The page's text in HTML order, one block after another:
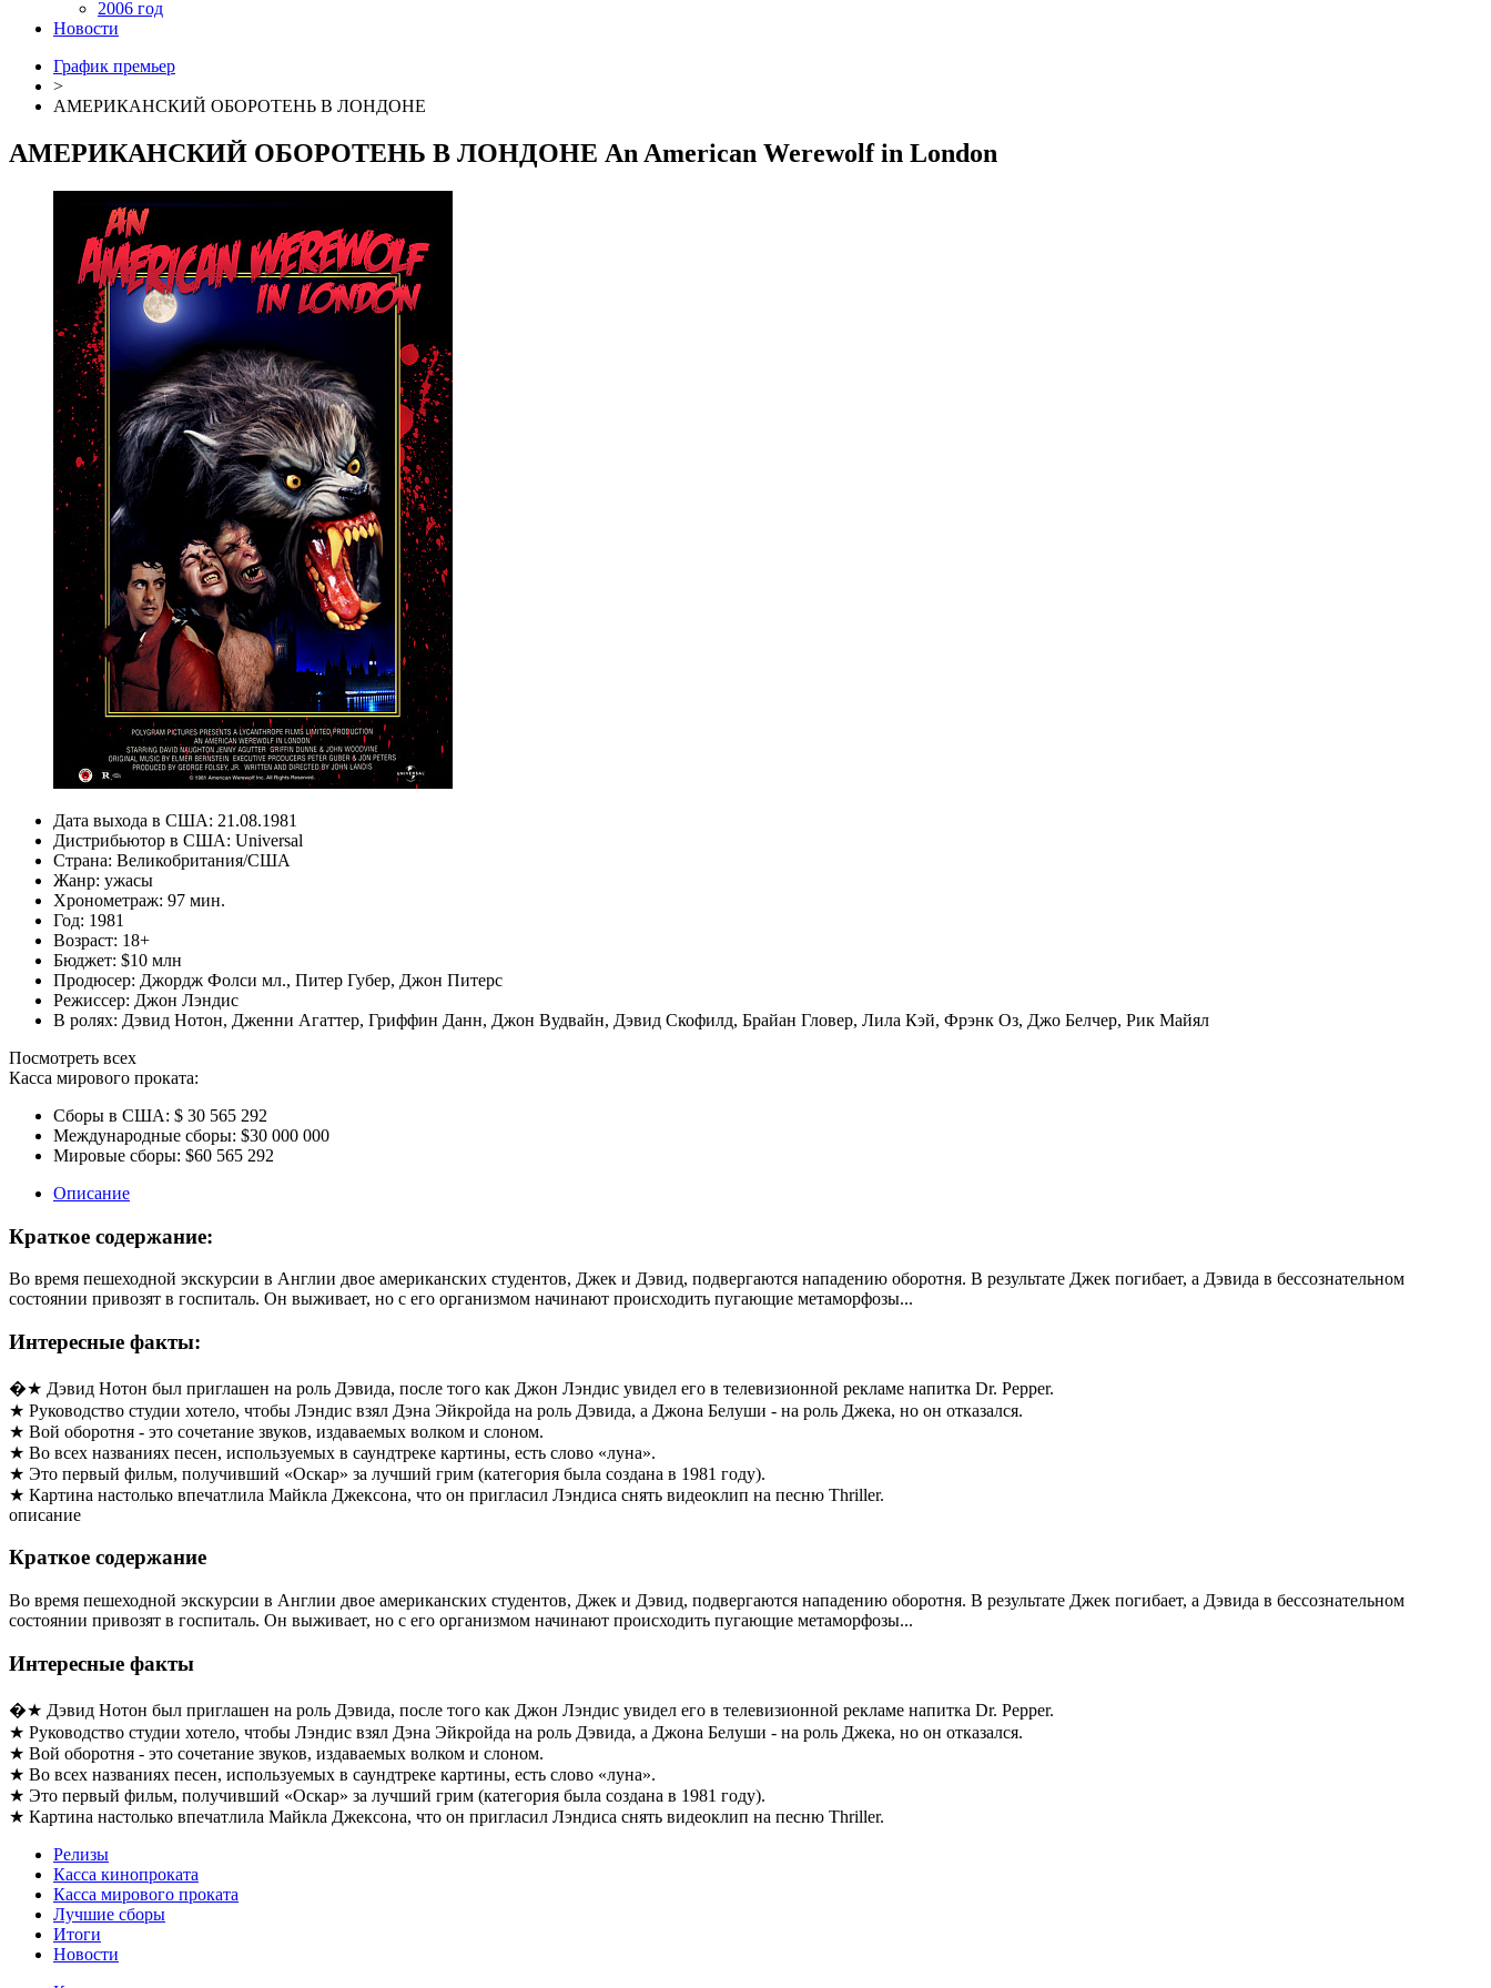
2006 год
Новости
График премьер
>
АМЕРИКАНСКИЙ ОБОРОТЕНЬ В ЛОНДОНЕ
АМЕРИКАНСКИЙ ОБОРОТЕНЬ В ЛОНДОНЕ An American Werewolf in London
Дата выхода в США: 21.08.1981
Дистрибьютор в США: Universal
Страна: Великобритания/США
Жанр: ужасы
Хронометраж: 97 мин.
Год: 1981
Возраст: 18+
Бюджет: $10 млн
Продюсер: Джордж Фолси мл., Питер Губер, Джон Питерс
Режиссер: Джон Лэндис
В ролях: Дэвид Нотон, Дженни Агаттер, Гриффин Данн, Джон Вудвайн, Дэвид Скофилд, Брайан Гловер, Лила Кэй, Фрэнк Оз, Джо Белчер, Рик Майял
Посмотреть всех
Касса мирового проката:
Сборы в США: $ 30 565 292
Международные сборы: $30 000 000
Мировые сборы: $60 565 292
Описание
Краткое содержание:
Во время пешеходной экскурсии в Англии двое американских студентов, Джек и Дэвид, подвергаются нападению оборотня. В результате Джек погибает, а Дэвида в бессознательном
состоянии привозят в госпиталь. Он выживает, но с его организмом начинают происходить пугающие метаморфозы...
Интересные факты:
�★ Дэвид Нотон был приглашен на роль Дэвида, после того как Джон Лэндис увидел его в телевизионной рекламе напитка Dr. Pepper.
★ Руководство студии хотело, чтобы Лэндис взял Дэна Эйкройда на роль Дэвида, а Джона Белуши - на роль Джека, но он отказался.
★ Вой оборотня - это сочетание звуков, издаваемых волком и слоном.
★ Во всех названиях песен, используемых в саундтреке картины, есть слово «луна».
★ Это первый фильм, получивший «Оскар» за лучший грим (категория была создана в 1981 году).
★ Картина настолько впечатлила Майкла Джексона, что он пригласил Лэндиса снять видеоклип на песню Thriller.
описание
Краткое содержание
Во время пешеходной экскурсии в Англии двое американских студентов, Джек и Дэвид, подвергаются нападению оборотня. В результате Джек погибает, а Дэвида в бессознательном
состоянии привозят в госпиталь. Он выживает, но с его организмом начинают происходить пугающие метаморфозы...
Интересные факты
�★ Дэвид Нотон был приглашен на роль Дэвида, после того как Джон Лэндис увидел его в телевизионной рекламе напитка Dr. Pepper.
★ Руководство студии хотело, чтобы Лэндис взял Дэна Эйкройда на роль Дэвида, а Джона Белуши - на роль Джека, но он отказался.
★ Вой оборотня - это сочетание звуков, издаваемых волком и слоном.
★ Во всех названиях песен, используемых в саундтреке картины, есть слово «луна».
★ Это первый фильм, получивший «Оскар» за лучший грим (категория была создана в 1981 году).
★ Картина настолько впечатлила Майкла Джексона, что он пригласил Лэндиса снять видеоклип на песню Thriller.
Релизы
Касса кинопроката
Касса мирового проката
Лучшие сборы
Итоги
Новости